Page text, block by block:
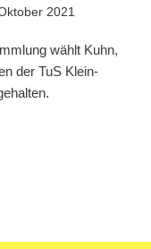
2021
wählt Kuhn,
der TuS Klein-